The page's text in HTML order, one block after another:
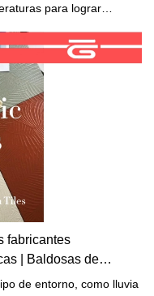
para lograr
fabricantes
| Baldosas de
de entorno, como lluvia